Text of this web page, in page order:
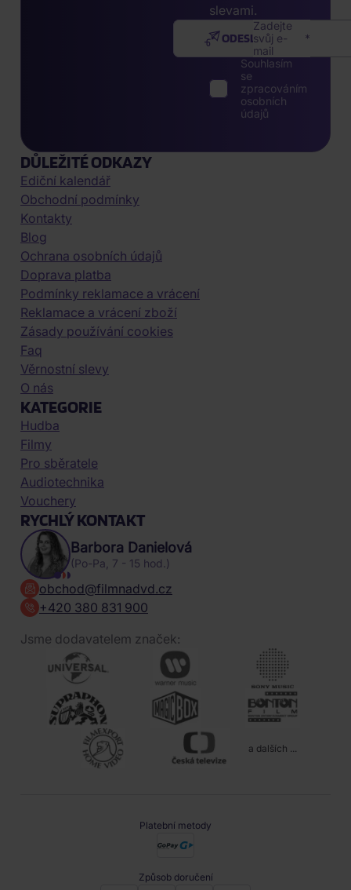
slevami.
Zadejte
svůj e-
mail
ODESLAT
Souhlasím
se
zpracováním
osobních
údajů
DŮLEŽITÉ ODKAZY
Ediční kalendář
Obchodní podmínky
Kontakty
Blog
Ochrana osobních údajů
Doprava platba
Podmínky reklamace a vrácení
Reklamace a vrácení zboží
Zásady používání cookies
Faq
Věrnostní slevy
O nás
KATEGORIE
Hudba
Filmy
Pro sběratele
Audiotechnika
Vouchery
RYCHLÝ KONTAKT
Barbora Danielová
(Po-Pa, 7 - 15 hod.)
obchod@filmnadvd.cz
+420 380 831 900
Jsme dodavatelem značek:
a dalších ...
Platební metody
Způsob doručení